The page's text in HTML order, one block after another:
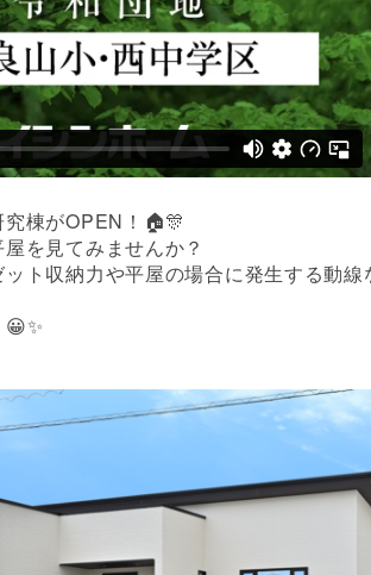
棟がOPEN！🏠🎊
を見てみませんか？
ト収納力や平屋の場合に発生する動線